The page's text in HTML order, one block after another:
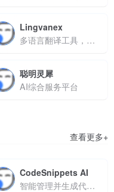
Lingvanex
多语言翻译工具，支持文本语音文档实时转换
聪明灵犀
AI综合服务平台
查看更多+
CodeSnippets AI
智能管理并生成代码片段的工具